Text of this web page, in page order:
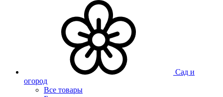
Сад и
огород
Все товары